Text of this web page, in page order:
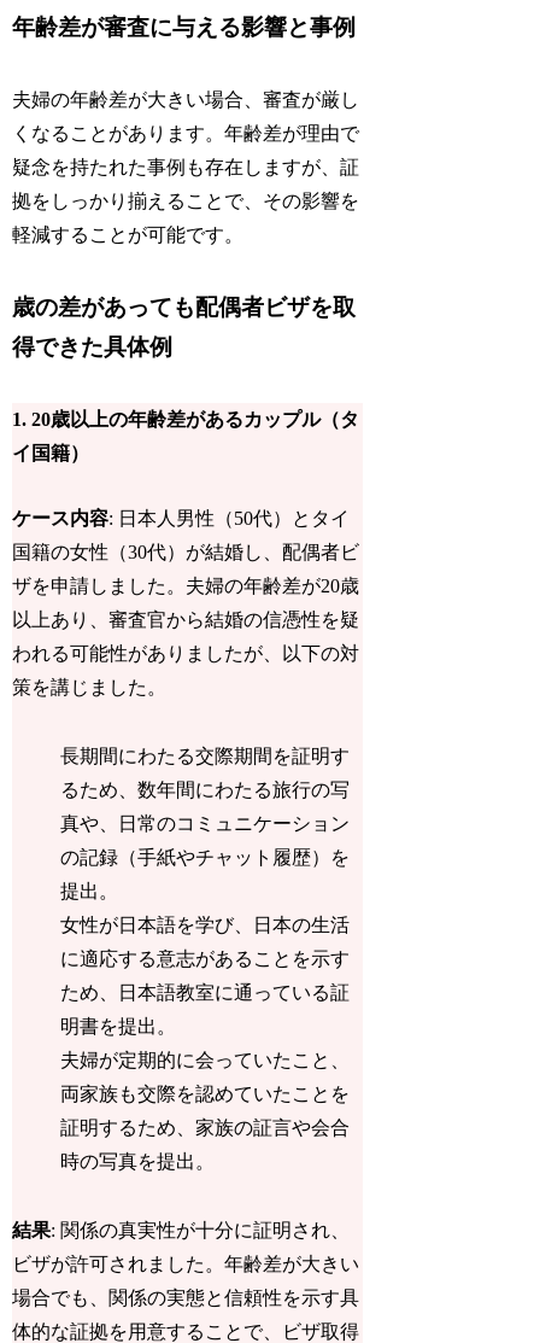
年齢差が審査に与える影響と事例
夫婦の年齢差が大きい場合、審査が厳し
くなることがあります。年齢差が理由で
疑念を持たれた事例も存在しますが、証
拠をしっかり揃えることで、その影響を
軽減することが可能です。
歳の差があっても配偶者ビザを取
得できた具体例
1.20歳以上の年齢差があるカップル（タ
イ国籍）
ケース内容: 日本人男性（50代）とタイ
国籍の女性（30代）が結婚し、配偶者ビ
ザを申請しました。夫婦の年齢差が20歳
以上あり、審査官から結婚の信憑性を疑
われる可能性がありましたが、以下の対
策を講じました。
長期間にわたる交際期間を証明す
るため、数年間にわたる旅行の写
真や、日常のコミュニケーション
の記録 （手紙やチャット履歴）を
提出。
女性が日本語を学び、日本の生活
に適応する意志があることを示す
ため、日本語教室に通っている証
明書を提出。
夫婦が定期的に会っていたこと、
両家族も交際を認めていたことを
証明するため、家族の証言や会合
時の写真を提出 。
結果: 関係の真実性が十分に証明され、
ビザが許可されました。年齢差が大きい
場合でも、関係の実態と信頼性を示す具
体的な証拠を用意することで、ビザ取得